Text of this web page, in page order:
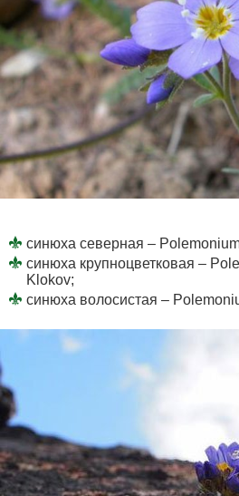
синюха северная –
синюха крупноцветковая –
Klokov;
синюха волосистая –